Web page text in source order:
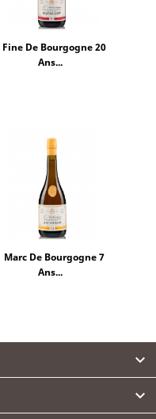
Fine De Bourgogne 20
Ans...
Marc De Bourgogne 7
Ans...

